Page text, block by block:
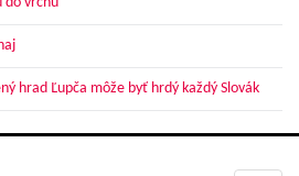
do vrchu
hrad Ľupča môže byť hrdý každý Slovák